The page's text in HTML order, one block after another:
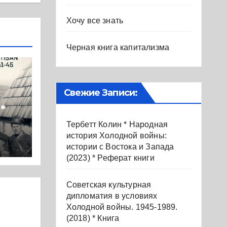
Хочу все знать
Черная книга капитализма
Свежие Записи:
Тербетт Колин * Народная
история Холодной войны:
истории с Востока и Запада
(2023) * Реферат книги
Советская культурная
дипломатия в условиях
Холодной войны. 1945-1989.
(2018) * Книга